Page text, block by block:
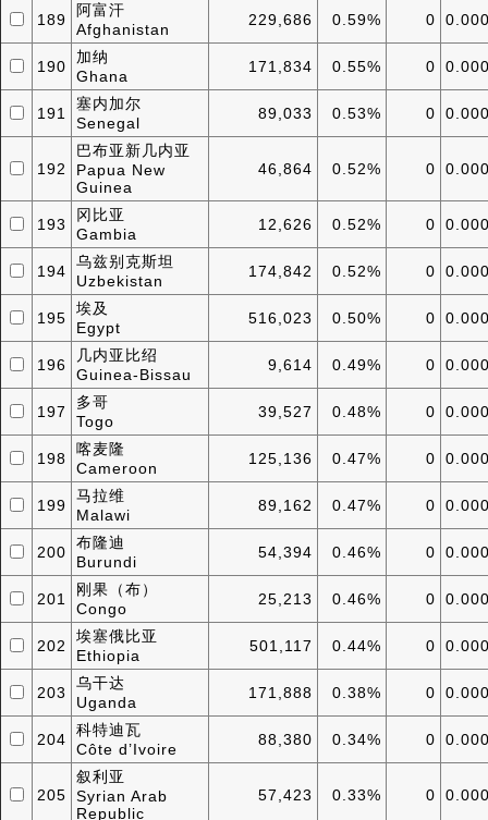
189
阿富汗
Afghanistan
229,686 0.59% 0
190
加纳
Ghana
171,834 0.55% 0
191
塞内加尔
Senegal
89,033 0.53% 0
192
巴布亚新几内亚
Papua New
Guinea
46,864 0.52% 0
193
冈比亚
Gambia
12,626 0.52% 0
194
乌兹别克斯坦
Uzbekistan
174,842 0.52% 0
195
埃及
Egypt
516,023 0.50% 0
196
几内亚比绍
Guinea-Bissau
9,614 0.49% 0
197
多哥
Togo
39,527 0.48% 0
198
喀麦隆
Cameroon
125,136 0.47% 0
199
马拉维
Malawi
89,162 0.47% 0
200
布隆迪
Burundi
54,394 0.46% 0
201
刚果（布）
Congo
25,213 0.46% 0
202
埃塞俄比亚
Ethiopia
501,117 0.44% 0
203
乌干达
Uganda
171,888 0.38% 0
204
科特迪瓦
Côte d’Ivoire
88,380 0.34% 0
205
叙利亚
Syrian Arab
Republic
57,423 0.33% 0